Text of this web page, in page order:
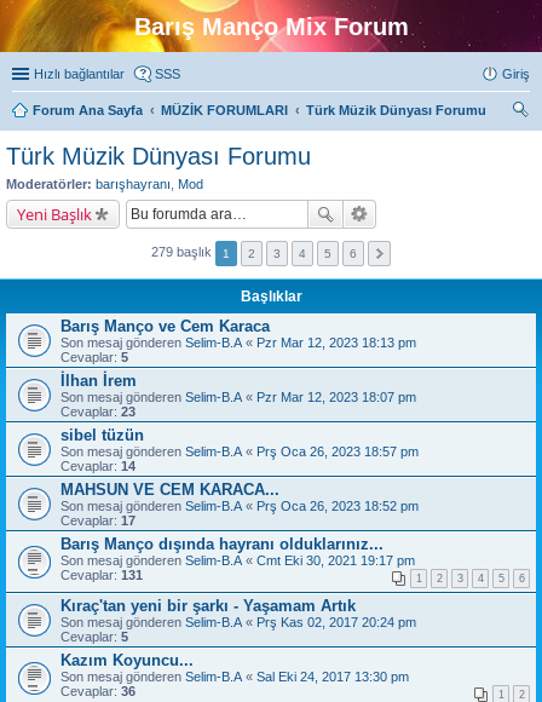
Barış Manço Mix Forum
Hızlı bağlantılar SSS Giriş
Forum Ana Sayfa MÜZİK FORUMLARI
Türk Müzik Dünyası Forumu
Türk Müzik Dünyası Forumu
Moderatörler: barışhayranı Mod
Yeni Başlık
279 başlık 1 2 3 4 5 6
Başlıklar
Barış Manço ve Cem Karaca
Son mesaj gönderen Selim-B.A « Pzr Mar 12, 2023 18:13 pm
Cevaplar: 5
İlhan İrem
Son mesaj gönderen Selim-B.A « Pzr Mar 12, 2023 18:07 pm
Cevaplar: 23
sibel tüzün
Son mesaj gönderen Selim-B.A « Prş Oca 26, 2023 18:57 pm
Cevaplar: 14
MAHSUN VE CEM KARACA...
Son mesaj gönderen Selim-B.A « Prş Oca 26, 2023 18:52 pm
Cevaplar: 17
Barış Manço dışında hayranı olduklarınız...
Son mesaj gönderen Selim-B.A « Cmt Eki 30, 2021 19:17 pm
Cevaplar: 131 1 2 3 4 5 6
Kıraç'tan yeni bir şarkı - Yaşamam Artık
Son mesaj gönderen Selim-B.A « Prş Kas 02, 2017 20:24 pm
Cevaplar: 5
Kazım Koyuncu...
Son mesaj gönderen Selim-B.A « Sal Eki 24, 2017 13:30 pm
Cevaplar: 36 1 2